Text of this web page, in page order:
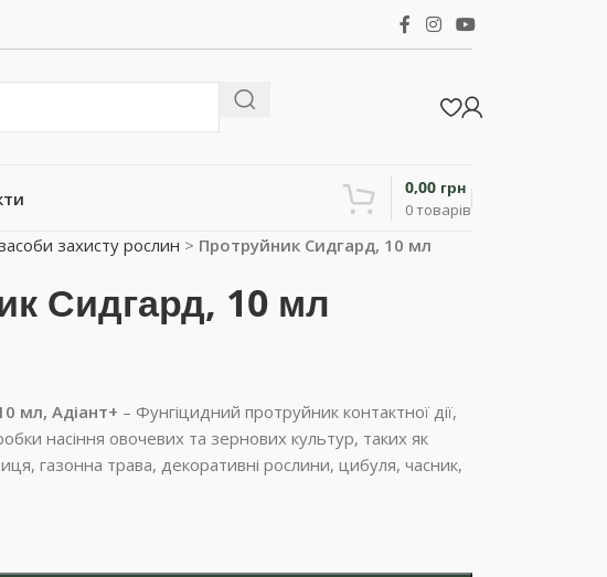
0товарів
0,00 грн
захисту рослин > Протруйник Сидгард, 10 мл
Сидгард, 10 мл
мл, Адіант+ – Фунгіцидний протруйник контактної дії,
насіння овочевих та зернових культур, таких як
газонна трава, декоративні рослини, цибуля, часник,